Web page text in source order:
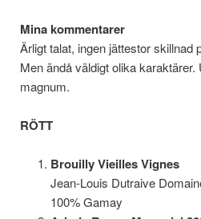
Mina kommentarer
Ärligt talat, ingen jättestor skillnad
Men ändå väldigt olika
magnum.
RÖTT
Brouilly Vieilles Vignes
Jean-Louis Dutraive
100% Gamay